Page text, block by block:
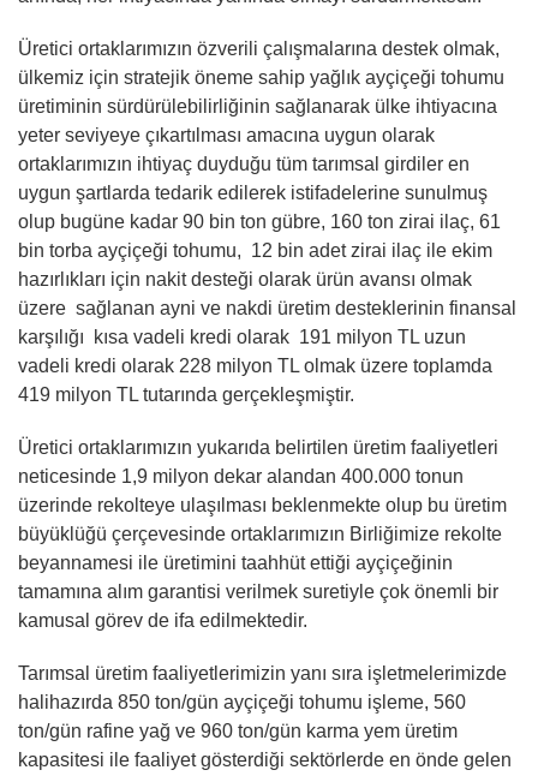
Üretici ortaklarımızın özverili çalışmalarına destek olmak,
ülkemiz için stratejik öneme sahip yağlık ayçiçeği tohumu
üretiminin sürdürülebilirliğinin sağlanarak ülke ihtiyacına
yeter seviyeye çıkartılması amacına uygun olarak
ortaklarımızın ihtiyaç duyduğu tüm tarımsal girdiler en
uygun şartlarda tedarik edilerek istifadelerine sunulmuş
olup bugüne kadar 90 bin ton gübre, 160 ton zirai ilaç, 61
bin torba ayçiçeği tohumu, 12 bin adet zirai ilaç ile ekim
hazırlıkları için nakit desteği olarak ürün avansı olmak
üzere sağlanan ayni ve nakdi üretim desteklerinin finansal
karşılığı kısa vadeli kredi olarak 191 milyon TL uzun
vadeli kredi olarak 228 milyon TL olmak üzere toplamda
419 milyon TL tutarında gerçekleşmiştir.
Üretici ortaklarımızın yukarıda belirtilen üretim faaliyetleri
neticesinde 1,9 milyon dekar alandan 400.000 tonun
üzerinde rekolteye ulaşılması beklenmekte olup bu üretim
büyüklüğü çerçevesinde ortaklarımızın Birliğimize rekolte
beyannamesi ile üretimini taahhüt ettiği ayçiçeğinin
tamamına alım garantisi verilmek suretiyle çok önemli bir
kamusal görev de ifa edilmektedir.
Tarımsal üretim faaliyetlerimizin yanı sıra işletmelerimizde
halihazırda 850 ton/gün ayçiçeği tohumu işleme, 560
ton/gün rafine yağ ve 960 ton/gün karma yem üretim
kapasitesi ile faaliyet gösterdiği sektörlerde en önde gelen